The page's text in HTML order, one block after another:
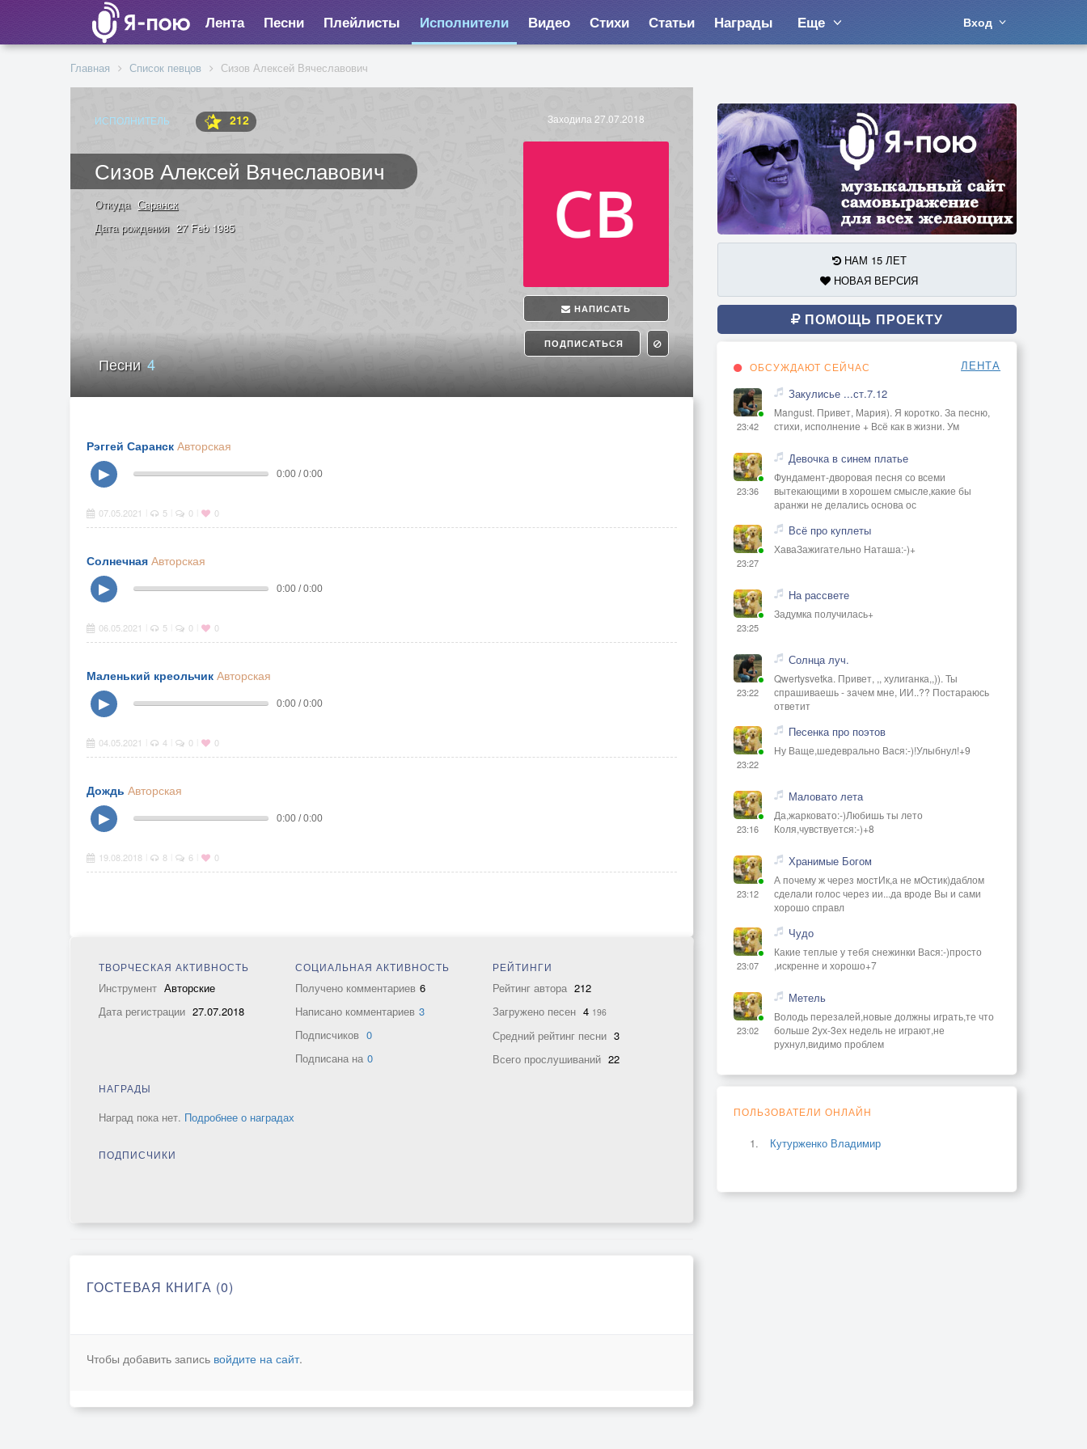
Лента Песни Плейлисты Исполнители Видео Стихи Статьи Награды Еще Вход
Главная Список певцов Сизов Алексей Вячеславович
ИСПОЛНИТЕЛЬ 212
Сизов Алексей Вячеславович
Заходила 27.07.2018
НАПИСАТЬ
ПОДПИСАТЬСЯ
Откуда Саранск
Дата рождения 27 Feb 1985
Песни4
Рэггей Саранск Авторская
▶
0:00 / 0:00
07.05.2021 5 0 0
Солнечная Авторская
▶
0:00 / 0:00
06.05.2021 5 0 0
Маленький креольчик Авторская
▶
0:00 / 0:00
04.05.2021 4 0 0
Дождь Авторская
▶
0:00 / 0:00
19.08.2018 8 6 0
ТВОРЧЕСКАЯ АКТИВНОСТЬ
Инструмент Авторские
Дата регистрации 27.07.2018
СОЦИАЛЬНАЯ АКТИВНОСТЬ
Получено комментариев 6
Написано комментариев 3
Подписчиков 0
Подписана на 0
РЕЙТИНГИ
Рейтинг автора 212
Загружено песен 4 196
Средний рейтинг песни 3
Всего прослушиваний 22
НАГРАДЫ
Наград пока нет. Подробнее о наградах
ПОДПИСЧИКИ
ГОСТЕВАЯ КНИГА (0)
Чтобы добавить запись войдите на сайт.
НАМ 15 ЛЕТ
НОВАЯ ВЕРСИЯ
ПОМОЩЬ ПРОЕКТУ
ОБСУЖДАЮТ СЕЙЧАС ЛЕНТА
23:42
Закулисье ...ст.7.12
Mangust. Привет, Мария). Я коротко. За песню,
стихи, исполнение + Всё как в жизни. Ум
23:36
Девочка в синем платье
Фундамент-дворовая песня со всеми
вытекающими в хорошем смысле,какие бы
аранжи не делались основа ос
23:27
Всё про куплеты
ХаваЗажигательно Наташа:-)+
23:25
На рассвете
Задумка получилась+
23:22
Солнца луч.
Qwertysvetka. Привет, ,, хулиганка,,)). Ты
спрашиваешь - зачем мне, ИИ..?? Постараюсь
ответит
23:22
Песенка про поэтов
Ну Ваще,шедеврально Вася:-)!Улыбнул!+9
23:16
Маловато лета
Да,жарковато:-)Любишь ты лето
Коля,чувствуется:-)+8
23:12
Хранимые Богом
А почему ж через мостИк,а не мОстик)даблом
сделали голос через ии...да вроде Вы и сами
хорошо справл
23:07
Чудо
Какие теплые у тебя снежинки Вася:-)просто
,искренне и хорошо+7
23:02
Метель
Володь перезалей,новые должны играть,те что
больше 2ух-3ех недель не играют,не
рухнул,видимо проблем
ПОЛЬЗОВАТЕЛИ ОНЛАЙН
Кутурженко Владимир